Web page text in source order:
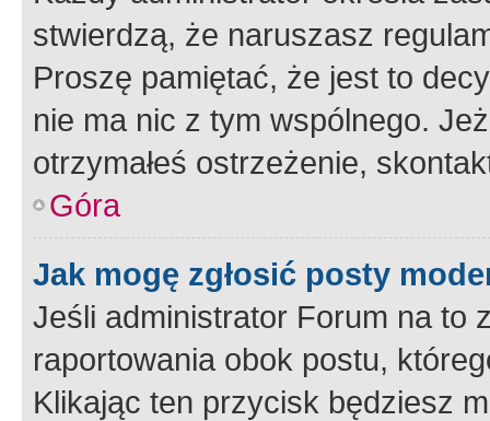
stwierdzą, że naruszasz
Proszę pamiętać, że jest to
nie ma nic z tym wspólnego.
otrzymałeś ostrzeżenie,
Góra
Jak mogę zgłosić posty
Jeśli administrator Forum na to
raportowania obok postu,
Klikając ten przycisk będziesz